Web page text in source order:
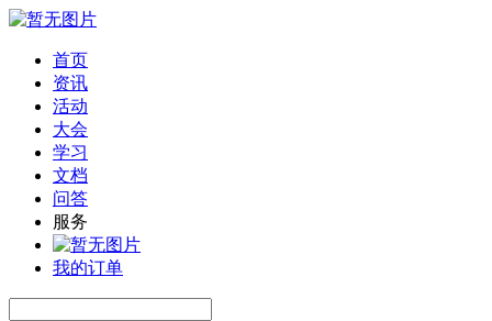
首页
资讯
活动
大会
学习
文档
问答
服务
我的订单